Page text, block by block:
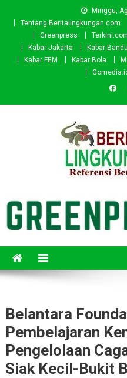
Minggu,
Tentang Beritalingkungan.com
Greenpress
Kabar Jakarta
Kabar
Kabar FEM
Kabar Bola
Belantara
Pembelajaran
Pengelolaan
Siak Kecil-Bukit